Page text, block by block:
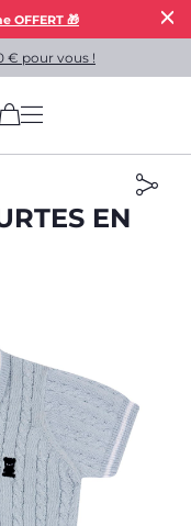
OFFERT 🎁
€ pour vous !
(has more options
EN